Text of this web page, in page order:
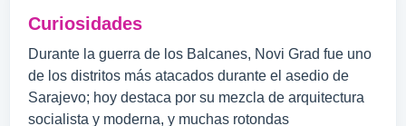
Curiosidades
Durante la guerra de los Balcanes, Novi Grad fue uno
de los distritos más atacados durante el asedio de
Sarajevo; hoy destaca por su mezcla de arquitectura
socialista y moderna, y muchas rotondas